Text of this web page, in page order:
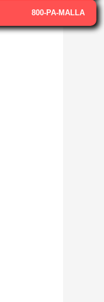
800-PA-MALLA